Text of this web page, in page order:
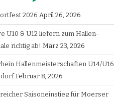
2026 April 26, 2026
U10 & U12 liefern zum Hallen-
richtig ab! März 23, 2026
Hallenmeisterschaften U14/U16
Februar 8, 2026
Saisoneinstieg für Moerser